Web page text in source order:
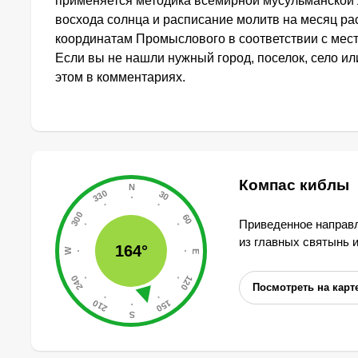
восхода солнца и расписание молитв на месяц
координатам Промыслового в соответствии с
Если вы не нашли нужный город, поселок, село
этом в комментариях.
164°
Компас киблы
Приведенное
из главных святынь
Посмотреть на